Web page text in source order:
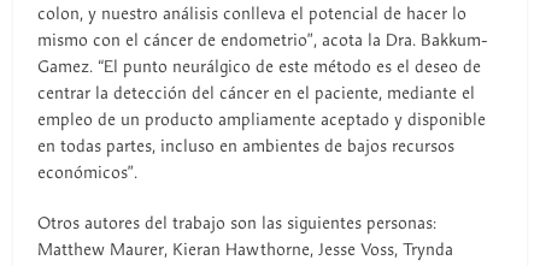
colon, y nuestro análisis conlleva el potencial de hacer lo
mismo con el cáncer de endometrio”, acota la Dra. Bakkum-
Gamez. “El punto neurálgico de este método es el deseo de
centrar la detección del cáncer en el paciente, mediante el
empleo de un producto ampliamente aceptado y disponible
en todas partes, incluso en ambientes de bajos recursos
económicos”.
Otros autores del trabajo son las siguientes personas:
Matthew Maurer, Kieran Hawthorne, Jesse Voss, Trynda